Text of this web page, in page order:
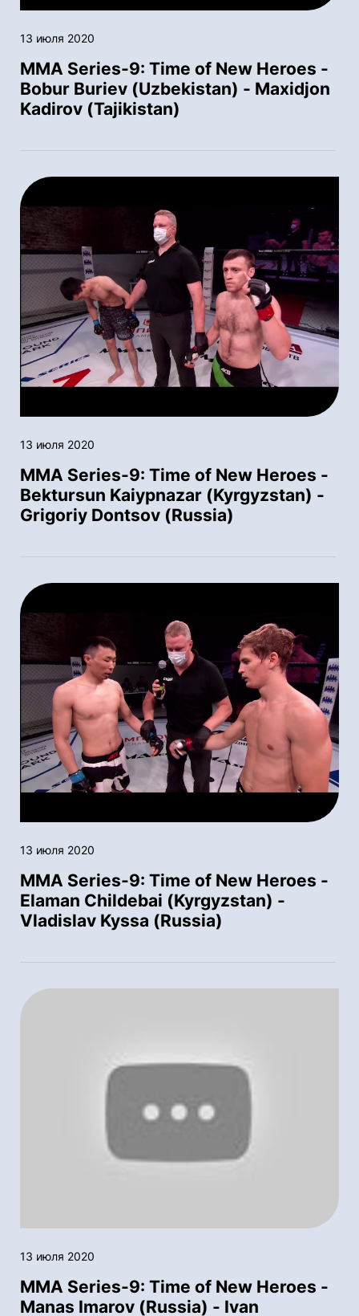
13 июля 2020
MMA Series-9: Time of New Heroes -
Bobur Buriev (Uzbekistan) - Maxidjon
Kadirov (Tajikistan)
13 июля 2020
MMA Series-9: Time of New Heroes -
Bektursun Kaiypnazar (Kyrgyzstan) -
Grigoriy Dontsov (Russia)
13 июля 2020
MMA Series-9: Time of New Heroes -
Elaman Childebai (Kyrgyzstan) -
Vladislav Kyssa (Russia)
13 июля 2020
MMA Series-9: Time of New Heroes -
Manas Imarov (Russia) - Ivan